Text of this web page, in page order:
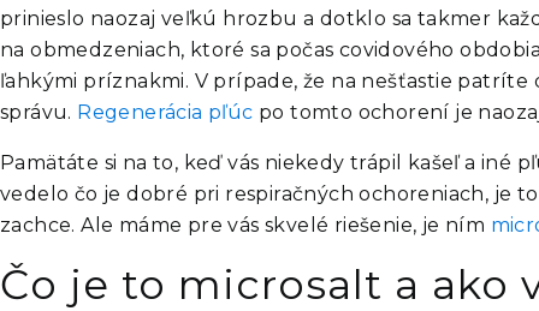
prinieslo naozaj veľkú hrozbu a dotklo sa takmer
na obmedzeniach, ktoré sa počas covidového
ľahkými príznakmi. V prípade, že na nešťastie
správu. Regenerácia pľúc po tomto ochorení je
Pamätáte si na to, keď vás niekedy trápil kašeľ a iné
vedelo čo je dobré pri respiračných ochoreniach, je
zachce. Ale máme pre vás skvelé riešenie, je ním
Čo je to microsalt a ako